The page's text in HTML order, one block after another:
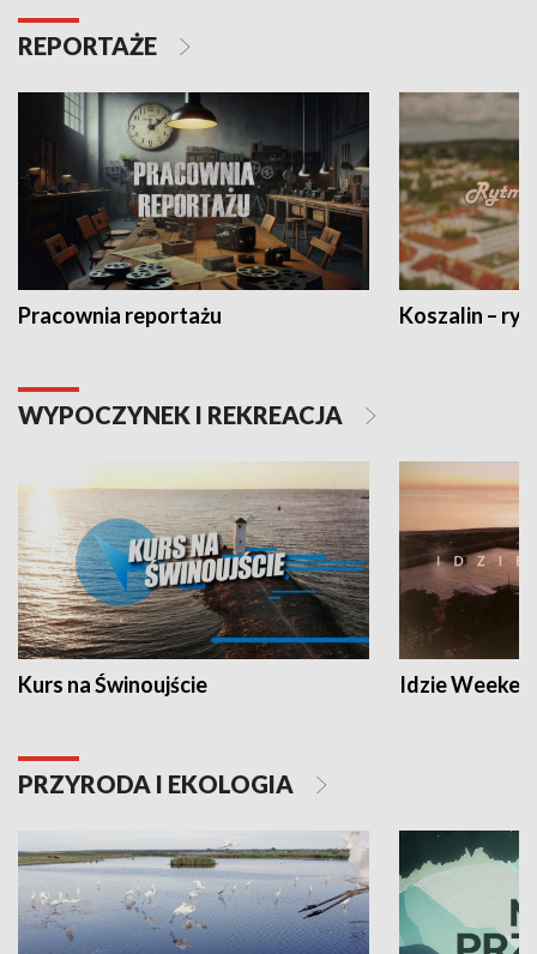
REPORTAŻE
Pracownia reportażu Koszalin –
WYPOCZYNEK I REKREACJA
Kurs na Świnoujście Idzie
PRZYRODA I EKOLOGIA